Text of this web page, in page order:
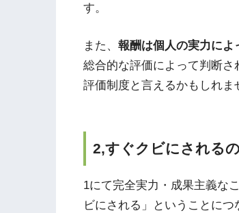
す。
また、 報酬は個人の実力によ
総合的な評価によって判断
評価制度と言えるかもしれま
2,すぐクビにされる
1にて完全実力・成果主義な
ビにされる」ということにつ